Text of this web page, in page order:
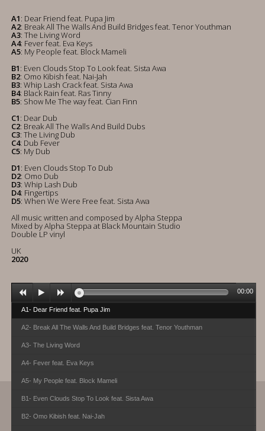
A1: Dear Friend feat. Pupa Jim
A2: Break All The Walls And Build Bridges feat. Tenor Youthman
A3: The Living Word
A4: Fever feat. Eva Keys
A5: My People feat. Block Mameli
B1: Even Clouds Stop To Look feat. Sista Awa
B2: Omo Kibish feat. Nai-Jah
B3: Whip Lash Crack feat. Sista Awa
B4: Black Rain feat. Ras Tinny
B5: Show Me The way feat. Cian Finn
C1: Dear Dub
C2: Break All The Walls And Build Dubs
C3: The Living Dub
C4: Dub Fever
C5: My Dub
D1: Even Clouds Stop To Dub
D2: Omo Dub
D3: Whip Lash Dub
D4: Fingertips
D5: When We Were Free feat. Sista Awa
All music written and composed by Alpha Steppa
Mixed by Alpha Steppa at Black Mountain Studio
Double LP vinyl
UK
2020
A1- Dear Friend feat. Pupa Jim
A2- Break All The Walls And Build Bridges feat. Tenor Youthman
A3- The Living Word
A4- Fever feat. Eva Keys
A5- My People feat. Block Mameli
B1- Even Clouds Stop To Look feat. Sista Awa
B2- Omo Kibish feat. Nai-Jah
00:00